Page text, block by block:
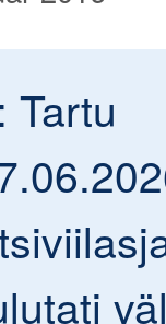
Tartu